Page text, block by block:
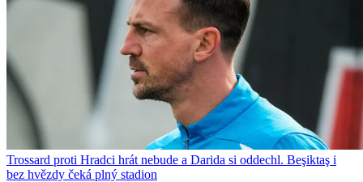
Trossard proti Hradci hrát nebude a Darida si oddechl. Beşiktaş i
bez hvězdy čeká plný stadion